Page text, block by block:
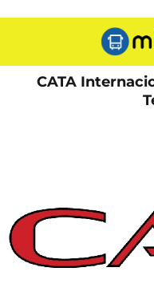
CATA